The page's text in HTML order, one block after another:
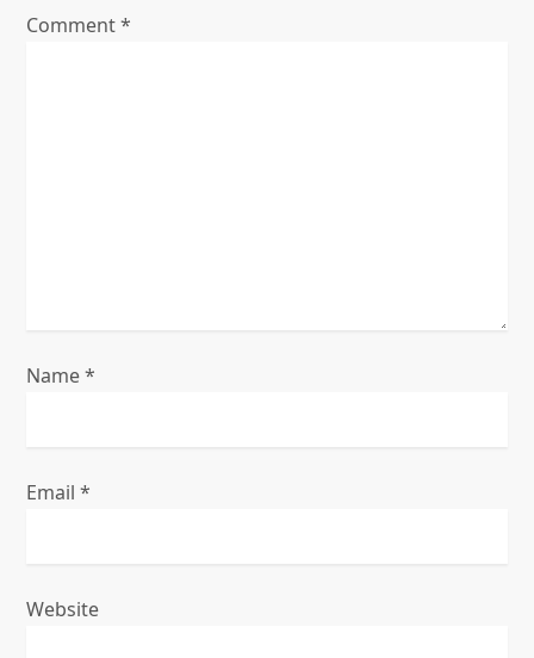
Comment*
Name*
Email*
Website